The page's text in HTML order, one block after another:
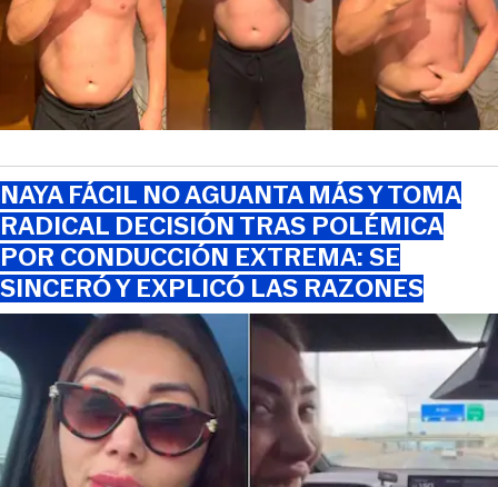
NAYA FÁCIL NO AGUANTA MÁS Y TOMA
RADICAL DECISIÓN TRAS POLÉMICA
POR CONDUCCIÓN EXTREMA: SE
SINCERÓ Y EXPLICÓ LAS RAZONES